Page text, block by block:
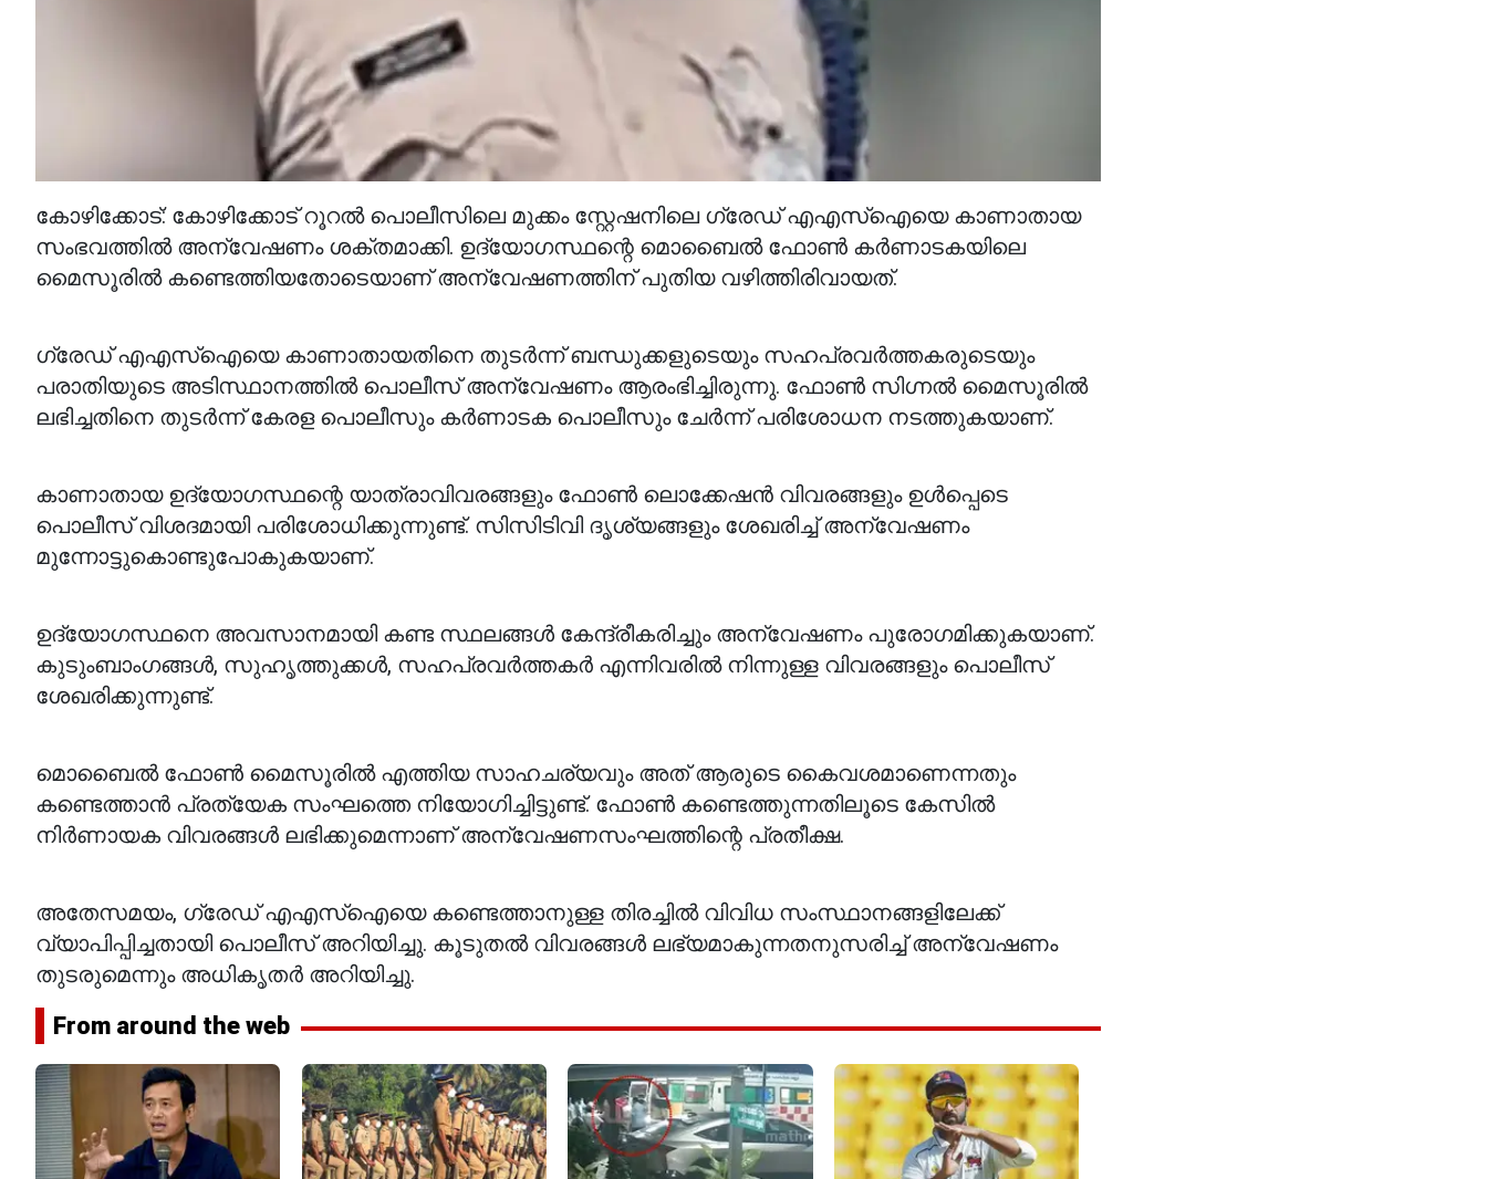
കോഴിക്കോട്: കോഴിക്കോട് റൂറൽ പൊലീസിലെ മുക്കം സ്റ്റേഷനിലെ ഗ്രേഡ് എഎസ്ഐയെ കാണാതായ
സംഭവത്തിൽ അന്വേഷണം ശക്തമാക്കി. ഉദ്യോഗസ്ഥന്റെ മൊബൈൽ ഫോൺ കർണാടകയിലെ
മൈസൂരിൽ കണ്ടെത്തിയതോടെയാണ് അന്വേഷണത്തിന് പുതിയ വഴിത്തിരിവായത്.
ഗ്രേഡ് എഎസ്ഐയെ കാണാതായതിനെ തുടർന്ന് ബന്ധുക്കളുടെയും സഹപ്രവർത്തകരുടെയും
പരാതിയുടെ അടിസ്ഥാനത്തിൽ പൊലീസ് അന്വേഷണം ആരംഭിച്ചിരുന്നു. ഫോൺ സിഗ്നൽ മൈസൂരിൽ
ലഭിച്ചതിനെ തുടർന്ന് കേരള പൊലീസും കർണാടക പൊലീസും ചേർന്ന് പരിശോധന നടത്തുകയാണ്.
കാണാതായ ഉദ്യോഗസ്ഥന്റെ യാത്രാവിവരങ്ങളും ഫോൺ ലൊക്കേഷൻ വിവരങ്ങളും ഉൾപ്പെടെ
പൊലീസ് വിശദമായി പരിശോധിക്കുന്നുണ്ട്. സിസിടിവി ദൃശ്യങ്ങളും ശേഖരിച്ച് അന്വേഷണം
മുന്നോട്ടുകൊണ്ടുപോകുകയാണ്.
ഉദ്യോഗസ്ഥനെ അവസാനമായി കണ്ട സ്ഥലങ്ങൾ കേന്ദ്രീകരിച്ചും അന്വേഷണം പുരോഗമിക്കുകയാണ്.
കുടുംബാംഗങ്ങൾ, സുഹൃത്തുക്കൾ, സഹപ്രവർത്തകർ എന്നിവരിൽ നിന്നുള്ള വിവരങ്ങളും പൊലീസ്
ശേഖരിക്കുന്നുണ്ട്.
മൊബൈൽ ഫോൺ മൈസൂരിൽ എത്തിയ സാഹചര്യവും അത് ആരുടെ കൈവശമാണെന്നതും
കണ്ടെത്താൻ പ്രത്യേക സംഘത്തെ നിയോഗിച്ചിട്ടുണ്ട്. ഫോൺ കണ്ടെത്തുന്നതിലൂടെ കേസിൽ
നിർണായക വിവരങ്ങൾ ലഭിക്കുമെന്നാണ് അന്വേഷണസംഘത്തിന്റെ പ്രതീക്ഷ.
അതേസമയം, ഗ്രേഡ് എഎസ്ഐയെ കണ്ടെത്താനുള്ള തിരച്ചിൽ വിവിധ സംസ്ഥാനങ്ങളിലേക്ക്
വ്യാപിപ്പിച്ചതായി പൊലീസ് അറിയിച്ചു. കൂടുതൽ വിവരങ്ങൾ ലഭ്യമാകുന്നതനുസരിച്ച് അന്വേഷണം
തുടരുമെന്നും അധികൃതർ അറിയിച്ചു.
From around the web